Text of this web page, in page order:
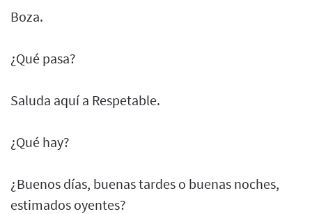
Boza.
¿Qué pasa?
Saluda aquí a Respetable.
¿Qué hay?
¿Buenos días, buenas tardes o buenas noches,
estimados oyentes?